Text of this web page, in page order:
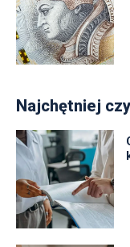
Najchętniej